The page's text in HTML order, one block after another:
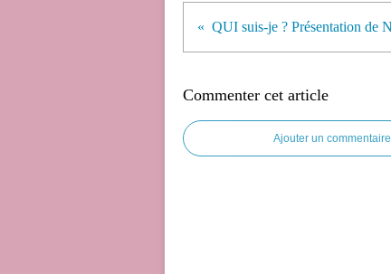
Commenter cet article
Ajouter un commentaire